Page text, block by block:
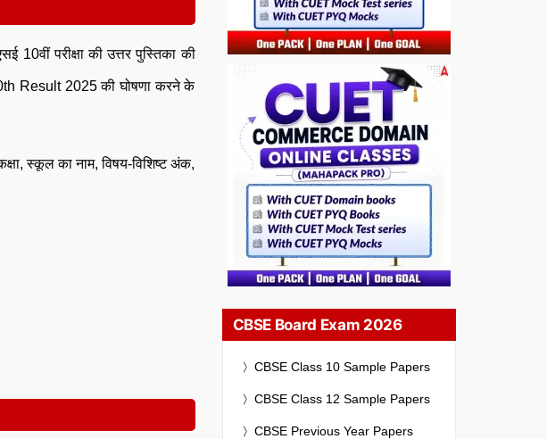
10वीं परीक्षा की उत्तर पुस्तिका की
Result 2025 की घोषणा करने के
स्कूल का नाम, विषय-विशिष्ट अंक,
CBSE Board Exam 2026
CBSE Class 10 Sample Papers
CBSE Class 12 Sample Papers
CBSE Previous Year Papers